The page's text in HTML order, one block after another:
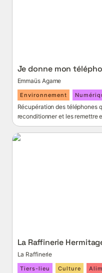
Je donne mon
Emmaüs Agame
Environnement
Récupération des téléphones
reconditionner et les remettre
La Raffinerie Hermitage
La Raffinerie
La Raffinerie
Tiers-lieu Culture